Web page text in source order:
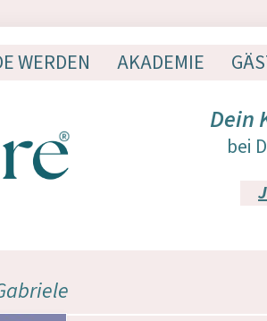
Dein
bei
WERDEN AKADEMIE